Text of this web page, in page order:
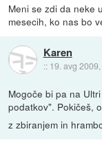
Meni se zdi da neke
mesecih, ko nas bo
Karen
:: 19. avg
Mogoče bi pa na
podatkov". Pokičeš,
z zbiranjem in